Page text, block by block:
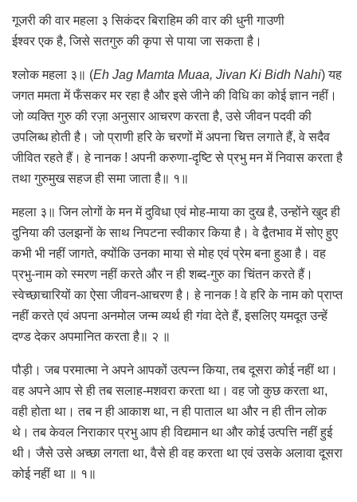
गूजरी की वार महला ३ सिकंदर बिराहिम की वार की धुनी गाउणी
ईश्वर एक है, जिसे सतगुरु की कृपा से पाया जा सकता है।
श्लोक महला ३॥ (Eh Jag Mamta Muaa, Jivan Ki Bidh Nahi) यह
जगत ममता में फँसकर मर रहा है और इसे जीने की विधि का कोई ज्ञान नहीं।
जो व्यक्ति गुरु की रज़ा अनुसार आचरण करता है, उसे जीवन पदवी की
उपलिब्ध होती है। जो प्राणी हरि के चरणों में अपना चित्त लगाते हैं, वे सदैव
जीवित रहते हैं। हे नानक ! अपनी करुणा-दृष्टि से प्रभु मन में निवास करता है
तथा गुरुमुख सहज ही समा जाता है॥ १॥
महला ३॥ जिन लोगों के मन में दुविधा एवं मोह-माया का दुख है, उन्होंने खुद ही
दुनिया की उलझनों के साथ निपटना स्वीकार किया है। वे द्वैतभाव में सोए हुए
कभी भी नहीं जागते, क्योंकि उनका माया से मोह एवं प्रेम बना हुआ है। वह
प्रभु-नाम को स्मरण नहीं करते और न ही शब्द-गुरु का चिंतन करते हैं।
स्वेच्छाचारियों का ऐसा जीवन-आचरण है। हे नानक ! वे हरि के नाम को प्राप्त
नहीं करते एवं अपना अनमोल जन्म व्यर्थ ही गंवा देते हैं, इसलिए यमदूत उन्हें
दण्ड देकर अपमानित करता है॥ २ ॥
पौड़ी। जब परमात्मा ने अपने आपकों उत्पन्न किया, तब दूसरा कोई नहीं था।
वह अपने आप से ही तब सलाह-मशवरा करता था। वह जो कुछ करता था,
वही होता था। तब न ही आकाश था, न ही पाताल था और न ही तीन लोक
थे। तब केवल निराकार प्रभु आप ही विद्यमान था और कोई उत्पत्ति नहीं हुई
थी। जैसे उसे अच्छा लगता था, वैसे ही वह करता था एवं उसके अलावा दूसरा
कोई नहीं था ॥ १॥